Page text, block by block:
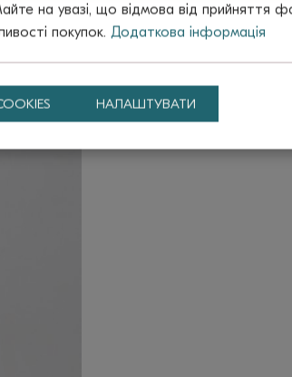
на увазі, що відмова від прийняття
покупок. Додаткова інформація
НАЛАШТУВАТИ